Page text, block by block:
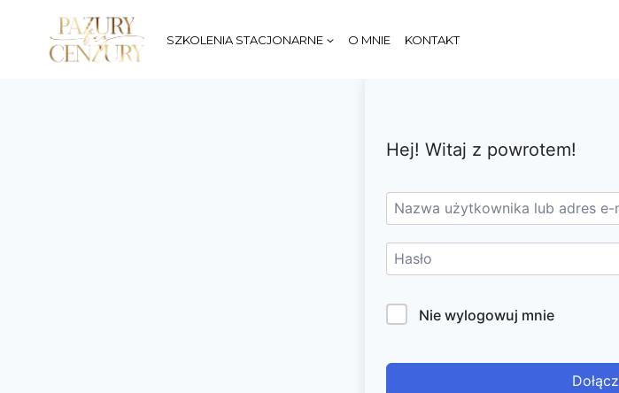
SZKOLENIA STACJONARNE O MNIE KONTAKT
Hej! Witaj z powrotem!
Nie wylogowuj mnie
Dołącz